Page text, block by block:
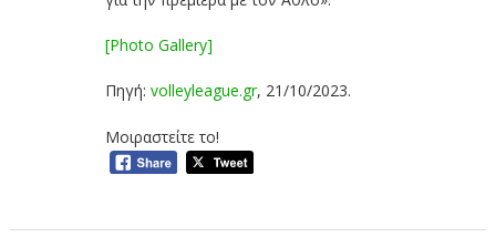
[Photo Gallery]
Πηγή: volleyleague.gr, 21/10/2023.
Μοιραστείτε το!